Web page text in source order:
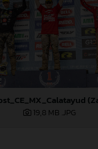
19,8 MB .JPG